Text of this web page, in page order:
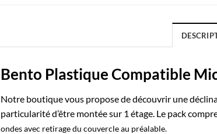
Bento Plastique Compatible
Notre boutique vous propose de découvrir une
particularité d’être montée sur 1 étage. Le pack
ondes avec retirage du couvercle au préalable.